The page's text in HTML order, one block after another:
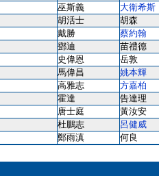
巫斯義 大衛希斯
胡活士 胡森
戴勝 蔡約翰
鄧迪 苗禮德
史偉恩 岳敦
馬偉昌 姚本輝
高雅志 方嘉柏
霍達 告達理
唐士庭 黃汝安
杜鵬志 呂健威
鄭雨滇
何良